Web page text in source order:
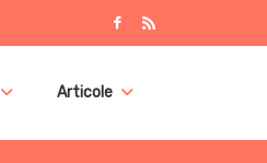
Articole